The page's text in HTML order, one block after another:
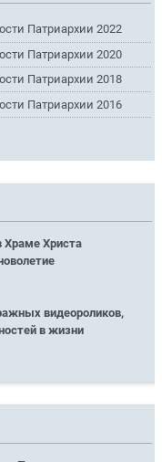
Патриархии 2022
Патриархии 2020
Патриархии 2018
Патриархии 2016
Храме Христа
видеороликов,
в жизни